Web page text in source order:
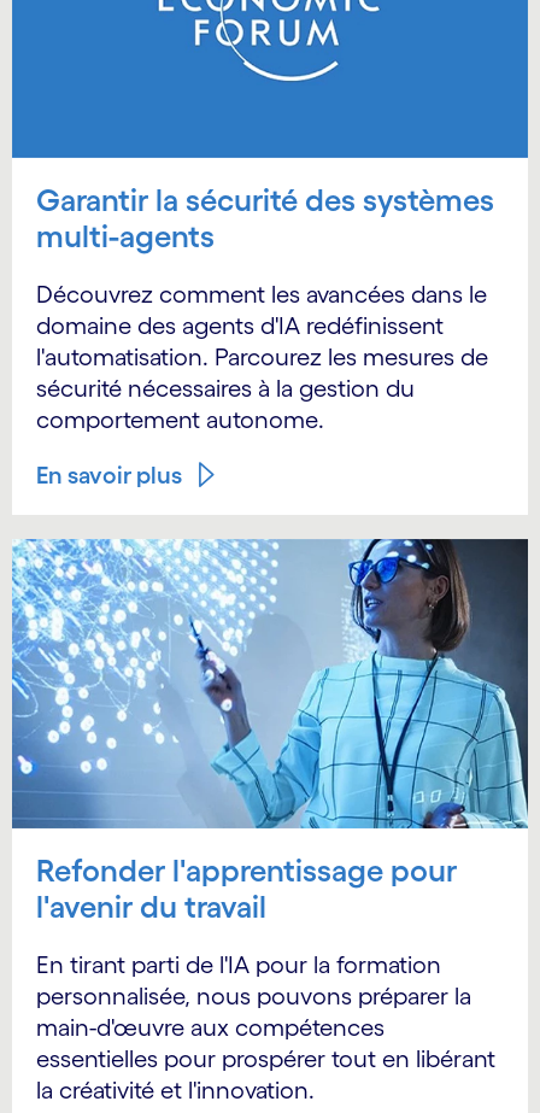
Garantir la sécurité des systèmes
multi-agents
Découvrez comment les avancées dans le
domaine des agents d'IA redéfinissent
l'automatisation. Parcourez les mesures de
sécurité nécessaires à la gestion du
comportement autonome.
En savoir plus
Refonder l'apprentissage pour
l'avenir du travail
En tirant parti de l'IA pour la formation
personnalisée, nous pouvons préparer la
main-d'œuvre aux compétences
essentielles pour prospérer tout en libérant
la créativité et l'innovation.